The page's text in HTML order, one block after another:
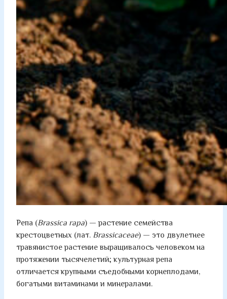
Репа (Brassica rapa) — растение семейства
крестоцветных (лат. Brassicaceae) — это двулетнее
травянистое растение выращивалось человеком на
протяжении тысячелетий; культурная репа
отличается крупными съедобными корнеплодами,
богатыми витаминами и минералами.